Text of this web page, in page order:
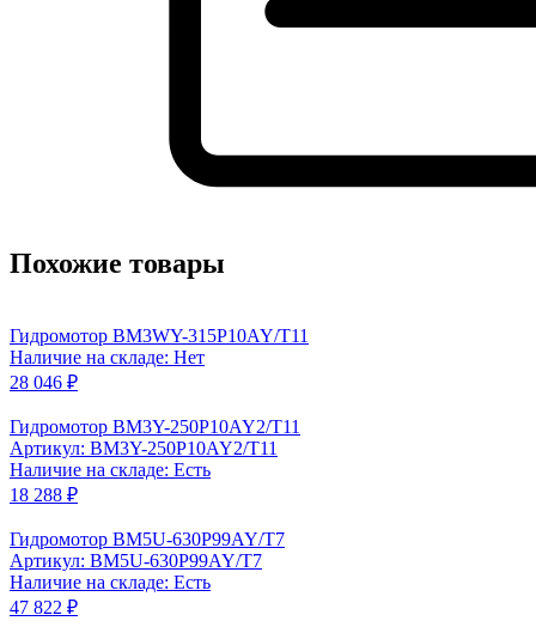
Похожие товары
Гидромотор BM3WY-315P10AY/T11
Наличие на складе: Нет
28 046 ₽
Гидромотор BM3Y-250P10AY2/T11
Артикул: BM3Y-250P10AY2/T11
Наличие на складе: Есть
18 288 ₽
Гидромотор BM5U-630P99AY/T7
Артикул: BM5U-630P99AY/T7
Наличие на складе: Есть
47 822 ₽